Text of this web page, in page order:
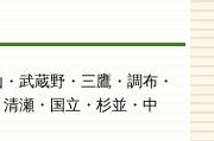
武蔵野・三鷹・調布・
瀬・国立・杉並・中